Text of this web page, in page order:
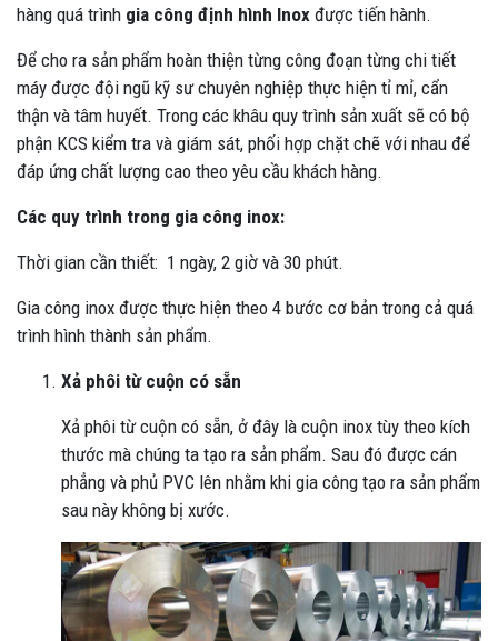
hàng quá trình gia công định hình Inox được tiến hành.
Để cho ra sản phẩm hoàn thiện từng công đoạn từng chi tiết
máy được đội ngũ kỹ sư chuyên nghiệp thực hiện tỉ mỉ, cẩn
thận và tâm huyết. Trong các khâu quy trình sản xuất sẽ có bộ
phận KCS kiểm tra và giám sát, phối hợp chặt chẽ với nhau để
đáp ứng chất lượng cao theo yêu cầu khách hàng.
Các quy trình trong gia công inox:
Thời gian cần thiết: 1 ngày, 2 giờ và 30 phút.
Gia công inox được thực hiện theo 4 bước cơ bản trong cả quá
trình hình thành sản phẩm.
Xả phôi từ cuộn có sẵn
Xả phôi từ cuộn có sẵn, ở đây là cuộn inox tùy theo kích
thước mà chúng ta tạo ra sản phẩm. Sau đó được cán
phẳng và phủ PVC lên nhằm khi gia công tạo ra sản phẩm
sau này không bị xước.